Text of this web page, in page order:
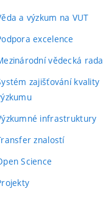
a výzkum na VUT
excelence
vědecká rada
zajišťování kvality
infrastruktury
znalostí
Science